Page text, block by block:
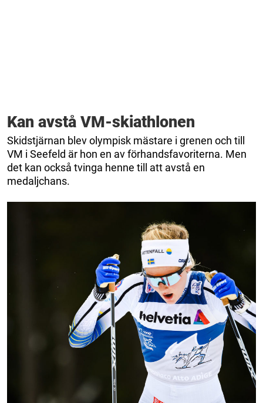
Kan avstå VM-skiathlonen
Skidstjärnan blev olympisk mästare i grenen och till
VM i Seefeld är hon en av förhandsfavoriterna. Men
det kan också tvinga henne till att avstå en
medaljchans.